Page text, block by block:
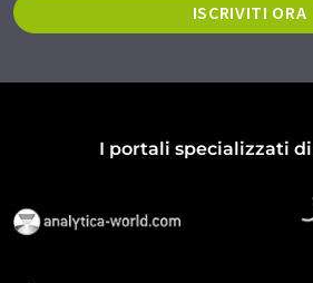
ISCRIVITI ORA
I portali specializzati di